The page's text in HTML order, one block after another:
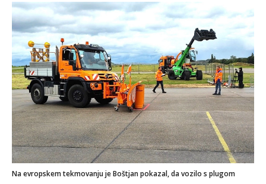
Na evropskem tekmovanju je Boštjan pokazal, da vozilo s plugom